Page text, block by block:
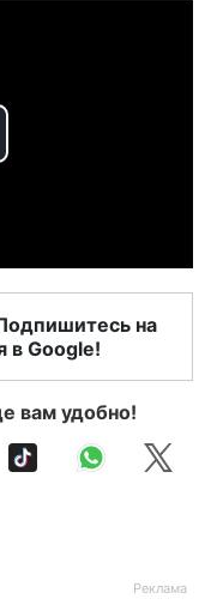
на
в Google!
вам удобно!